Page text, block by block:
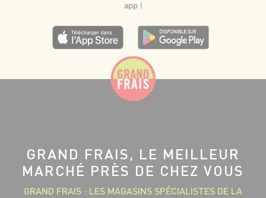
app !
GRAND FRAIS, LE MEILLEUR
MARCHÉ PRÈS DE CHEZ VOUS
GRAND FRAIS : LES MAGASINS SPÉCIALISTES DE LA